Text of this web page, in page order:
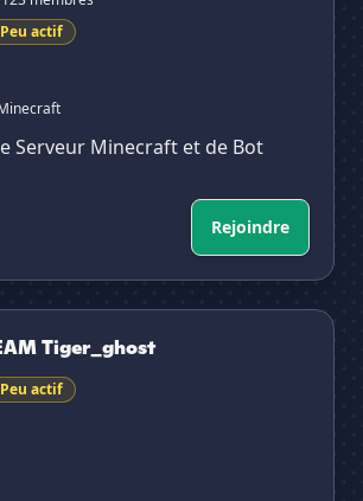
Peu actif
Serveur Minecraft et de Bot
Rejoindre
Tiger_ghost
Peu actif